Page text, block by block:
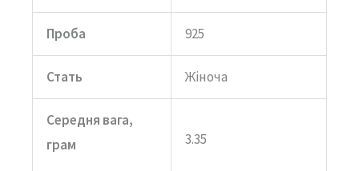
Проба 925
Стать Жіноча
Середня вага,
грам
3.35